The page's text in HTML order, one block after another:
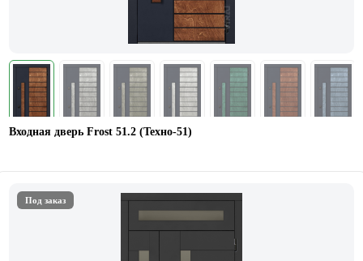
Входная дверь Frost 51.2 (Техно-51)
Под заказ